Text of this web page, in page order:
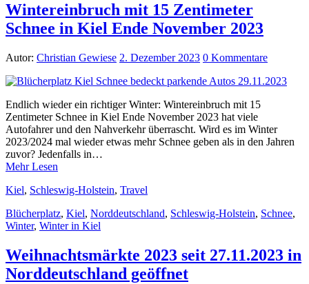
Wintereinbruch mit 15 Zentimeter
Schnee in Kiel Ende November 2023
Autor: Christian Gewiese 2. Dezember 2023 0 Kommentare
Endlich wieder ein richtiger Winter: Wintereinbruch mit 15
Zentimeter Schnee in Kiel Ende November 2023 hat viele
Autofahrer und den Nahverkehr überrascht. Wird es im Winter
2023/2024 mal wieder etwas mehr Schnee geben als in den Jahren
zuvor? Jedenfalls in…
Mehr Lesen
Kiel, Schleswig-Holstein, Travel
Blücherplatz, Kiel, Norddeutschland, Schleswig-Holstein, Schnee,
Winter, Winter in Kiel
Weihnachtsmärkte 2023 seit 27.11.2023 in
Norddeutschland geöffnet